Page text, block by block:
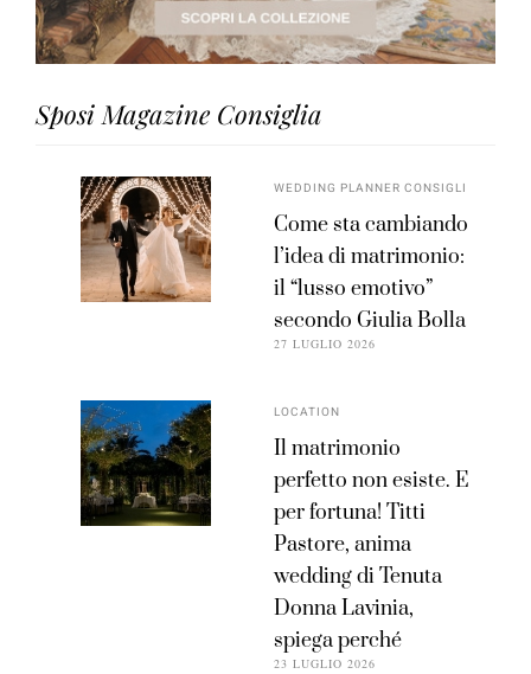
Sposi Magazine Consiglia
WEDDING PLANNER CONSIGLI
Come sta cambiando
l’idea di matrimonio:
il “lusso emotivo”
secondo Giulia Bolla
27 LUGLIO 2026
LOCATION
Il matrimonio
perfetto non esiste. E
per fortuna! Titti
Pastore, anima
wedding di Tenuta
Donna Lavinia,
spiega perché
23 LUGLIO 2026